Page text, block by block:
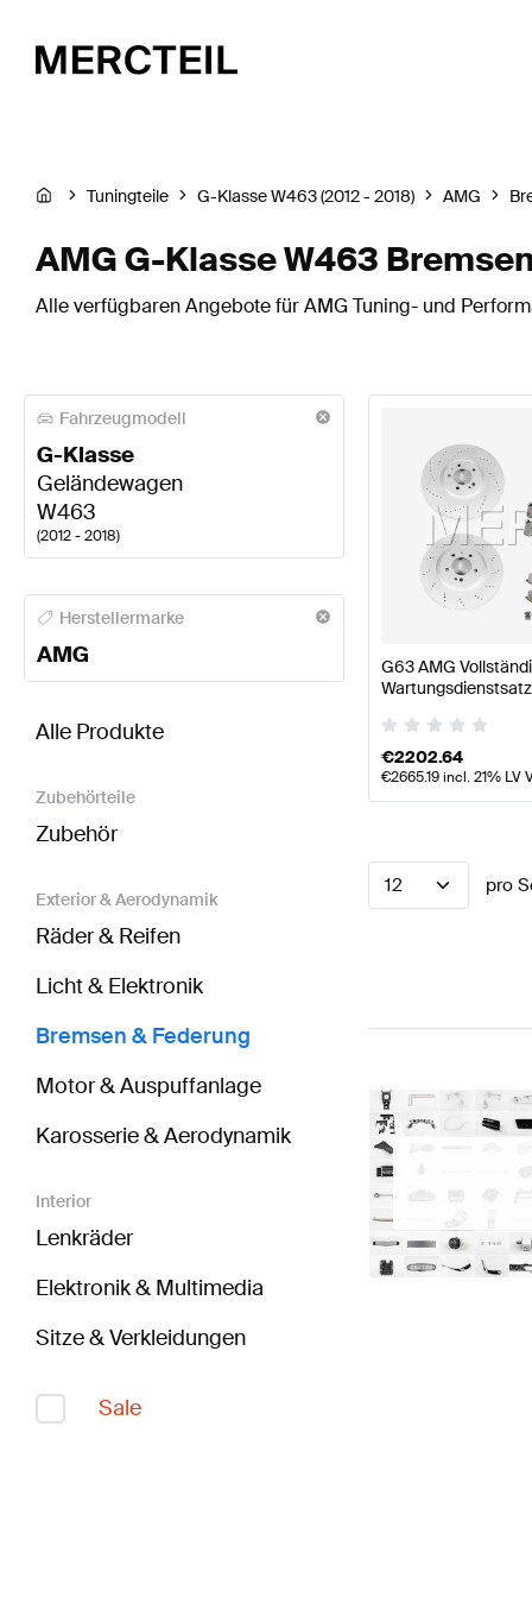
Tuningteile G-Klasse W463 (2012 - 2018) AMG
AMG G-Klasse W463
Alle verfügbaren Angebote für AMG Tuning- und
Fahrzeugmodell
G-Klasse
Geländewagen
W463
(2012 - 2018)
AMG A-Klasse Bremsen & Federung AMG A-
Herstellermarke
AMG
BRABUS G-Klasse W463 Bremsen & Federung
Alle Produkte
Zubehörteile
Zubehör
Exterior & Aerodynamik
Räder & Reifen
Licht & Elektronik
Bremsen & Federung
Motor & Auspuffanlage
Karosserie & Aerodynamik
Interior
Lenkräder
Elektronik & Multimedia
Sitze & Verkleidungen
Sale
G63 AMG
€2202.64
€2665.19incl. 21% LV
12 pro